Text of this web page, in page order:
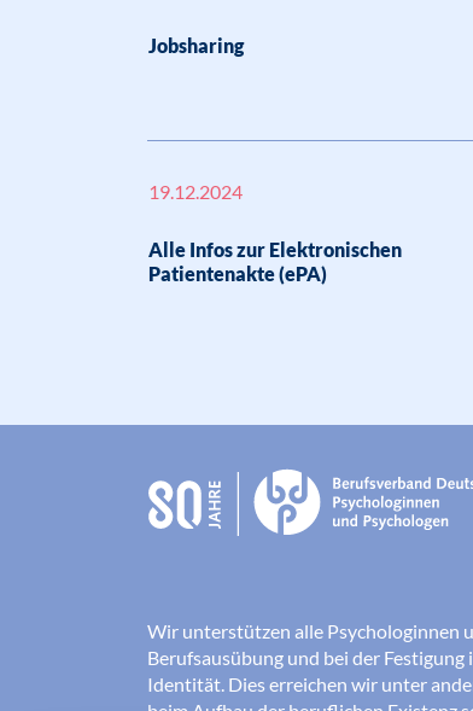
Jobsharing
19.12.2024
Alle Infos zur Elektronischen
Patientenakte (ePA)
Wir unterstützen alle Psychologinnen
Berufsausübung und bei der
Identität. Dies erreichen wir unter